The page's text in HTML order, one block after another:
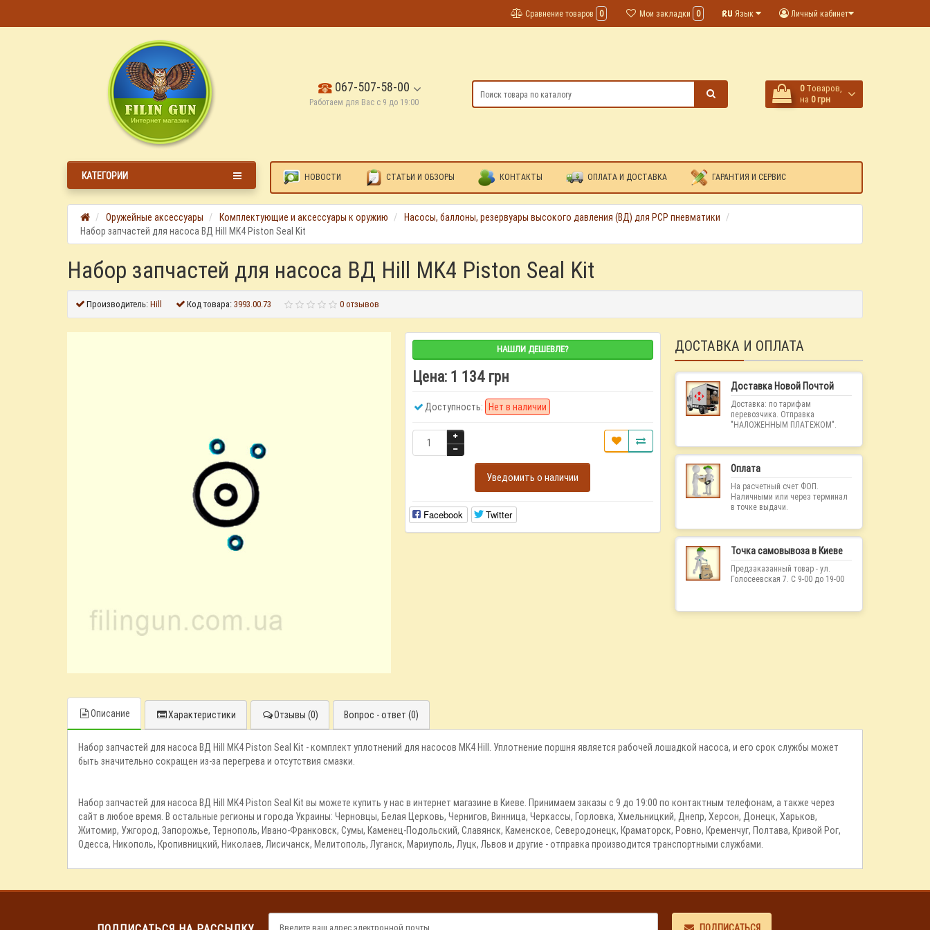
Личный кабинет
Язык
Мои закладки 0
Сравнение товаров 0
067-507-58-00
Работаем для Вас с 9 до 19:00
0 Tоваров,
на 0 грн
КАТЕГОРИИ НОВОСТИ СТАТЬИ И ОБЗОРЫ КОНТАКТЫ ОПЛАТА И ДОСТАВКА ГАРАНТИЯ И СЕРВИС
Оружейные аксессуары Комплектующие и аксессуары к оружию
Насосы, баллоны, резервуары высокого давления (ВД) для PCP пневматики
Набор запчастей для насоса ВД Hill MK4 Piston Seal Kit
Набор запчастей для насоса ВД Hill MK4 Piston Seal Kit
Производитель:Hill Код товара:3993.00.73 0 отзывов
НАШЛИ ДЕШЕВЛЕ?
Цена: 1 134 грн
Доступность: Нет в наличии
Уведомить о наличии
Facebook Twitter
ДОСТАВКА И ОПЛАТА
Доставка Новой Почтой
Доставка: по тарифам
перевозчика. Отправка
"НАЛОЖЕННЫМ ПЛАТЕЖОМ".
Оплата
На расчетный счет ФОП.
Наличными или через терминал
в точке выдачи.
Точка самовывоза в Киеве
Предзаказанный товар - ул.
Голосеевская 7. С 9-00 до 19-00
Описание Характеристики Отзывы (0) Вопрос - ответ (0)
Набор запчастей для насоса ВД Hill MK4 Piston Seal Kit - комплект уплотнений для насосов MK4 Hill. Уплотнение поршня является рабочей лошадкой насоса, и его срок службы может
быть значительно сокращен из-за перегрева и отсутствия смазки.
Набор запчастей для насоса ВД Hill MK4 Piston Seal Kit вы можете купить у нас в интернет магазине в Киеве. Принимаем заказы с 9 до 19:00 по контактным телефонам, а также через
сайт в любое время. В остальные регионы и города Украины: Черновцы, Белая Церковь, Чернигов, Винница, Черкассы, Горловка, Хмельницкий, Днепр, Херсон, Донецк, Харьков,
Житомир, Ужгород, Запорожье, Тернополь, Ивано-Франковск, Сумы, Каменец-Подольский, Славянск, Каменское, Северодонецк, Краматорск, Ровно, Кременчуг, Полтава, Кривой Рог,
Одесса, Никополь, Кропивницкий, Николаев, Лисичанск, Мелитополь, Луганск, Мариуполь, Луцк, Львов и другие - отправка производится транспортными службами.